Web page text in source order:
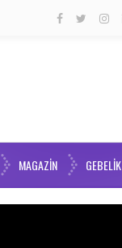
MAGAZIN GEBELIK